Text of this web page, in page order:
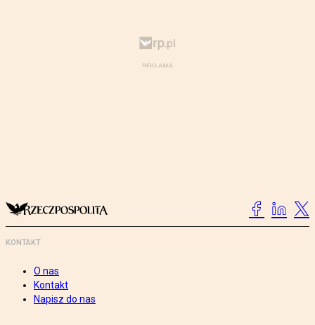
KONTAKT
O nas
Kontakt
Napisz do nas